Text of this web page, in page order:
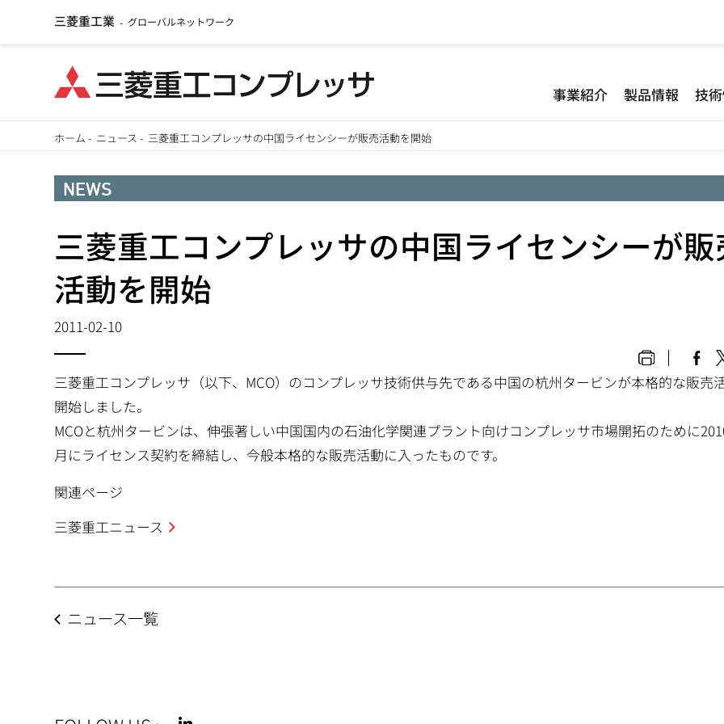
イ
三菱重工業 - グローバルネットワーク
事業紹介 製品情報 技
ホーム - ニュース - 三菱重工コンプレッサの中国ライセンシーが販売活動を開始
NEWS
三菱重工コンプレッサの中国ライセンシーが販
活動を開始
2011-02-10
三菱重工コンプレッサ（以下、MCO）のコンプレッサ技術供与先である中国の杭州タービンが本格的な販売
開始しました。
MCOと杭州タービンは、伸張著しい中国国内の石油化学関連プラント向けコンプレッサ市場開拓のために
月にライセンス契約を締結し、今般本格的な販売活動に入ったものです。
関連ページ
三菱重工ニュース
ニュース一覧